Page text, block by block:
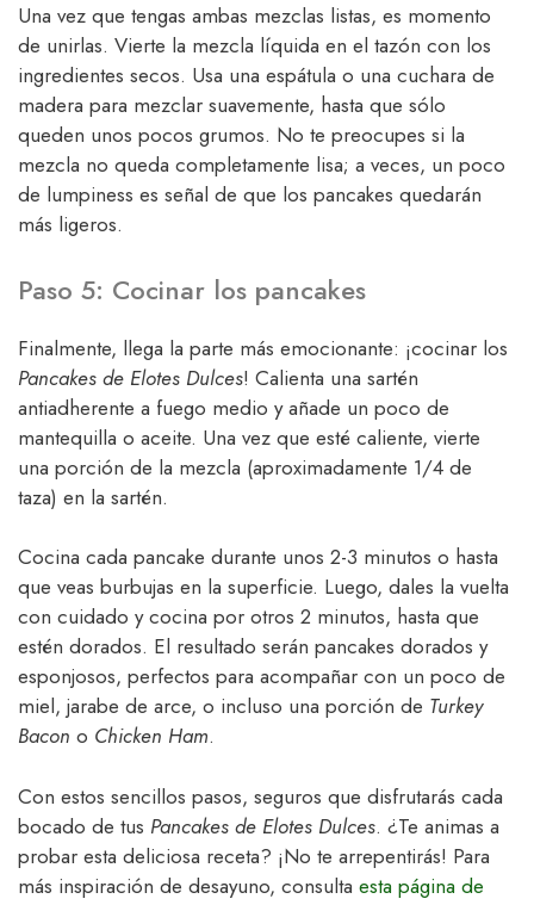
Una vez que tengas ambas mezclas listas, es momento
de unirlas. Vierte la mezcla líquida en el tazón con los
ingredientes secos. Usa una espátula o una cuchara de
madera para mezclar suavemente, hasta que sólo
queden unos pocos grumos. No te preocupes si la
mezcla no queda completamente lisa; a veces, un poco
de lumpiness es señal de que los pancakes quedarán
más ligeros.
Paso 5: Cocinar los pancakes
Finalmente, llega la parte más emocionante: ¡cocinar los
Pancakes de Elotes Dulces! Calienta una sartén
antiadherente a fuego medio y añade un poco de
mantequilla o aceite. Una vez que esté caliente, vierte
una porción de la mezcla (aproximadamente 1/4 de
taza) en la sartén.
Cocina cada pancake durante unos 2-3 minutos o hasta
que veas burbujas en la superficie. Luego, dales la vuelta
con cuidado y cocina por otros 2 minutos, hasta que
estén dorados. El resultado serán pancakes dorados y
esponjosos, perfectos para acompañar con un poco de
miel, jarabe de arce, o incluso una porción de Turkey
Bacon o Chicken Ham.
Con estos sencillos pasos, seguros que disfrutarás cada
bocado de tus Pancakes de Elotes Dulces. ¿Te animas a
probar esta deliciosa receta? ¡No te arrepentirás! Para
más inspiración de desayuno, consulta esta página de